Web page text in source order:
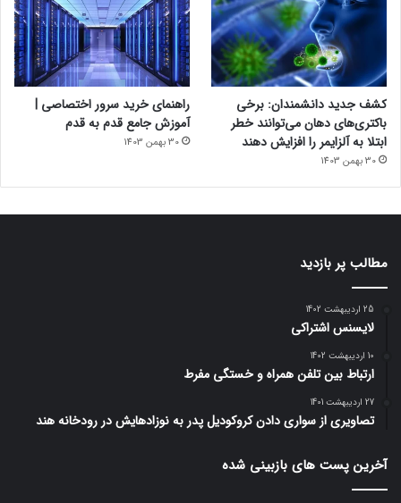
کشف جدید دانشمندان: برخی
باکتری‌های دهان می‌توانند خطر
ابتلا به آلزایمر را افزایش دهند
30 بهمن 1403
راهنمای خرید سرور اختصاصی |
آموزش جامع قدم به قدم
30 بهمن 1403
مطالب پر بازدید
25 اردیبهشت 1402
لایسنس اشتراکی
10 اردیبهشت 1402
ارتباط بین تلفن همراه و خستگی مفرط
27 اردیبهشت 1401
تصاویری از سواری دادن کروکودیل پدر به نوزادهایش در رودخانه هند
آخرین پست های بازبینی شده